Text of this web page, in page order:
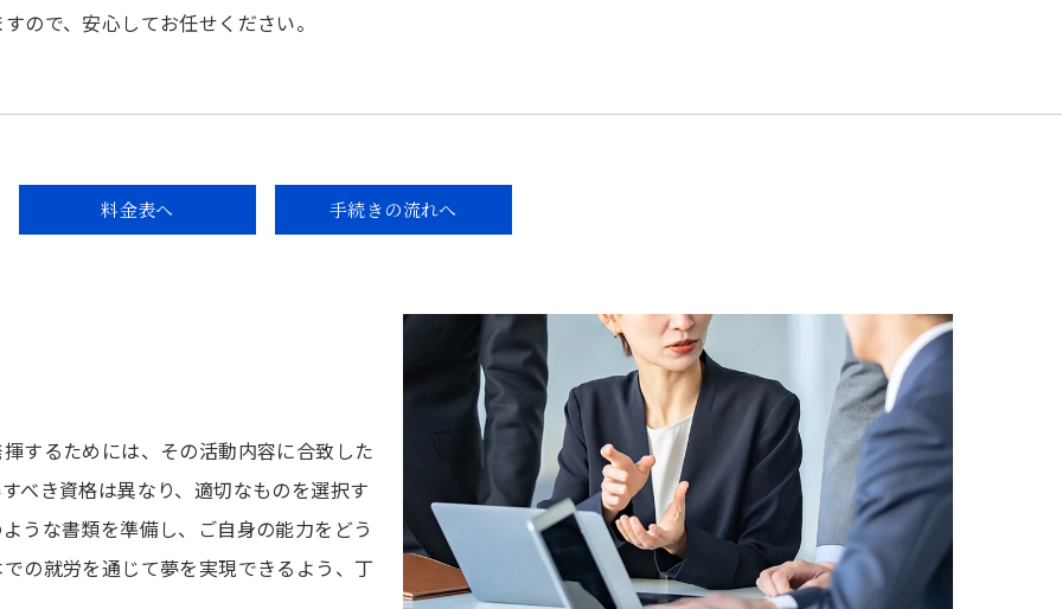
ので、安心してお任せください。
料金表へ 手続きの流れへ
するためには、その活動内容に合致した
べき資格は異なり、適切なものを選択す
うな書類を準備し、ご自身の能力をどう
の就労を通じて夢を実現できるよう、丁